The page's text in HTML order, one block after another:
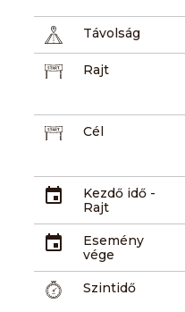
Távolság
Rajt
Cél
Kezdő idő -
Rajt
Esemény
vége
Szintidő